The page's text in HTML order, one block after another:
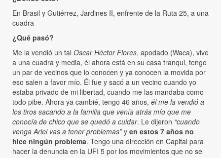
En Brasil y Gutiérrez, Jardines II, enfrente de la Ruta 25, a una
cuadra
¿Qué pasó?
Me la vendió un tal Oscar Héctor Flores, apodado (Waca), vive
a una cuadra y media, él ahora está en su casa tranqui, tengo
un par de vecinos que lo conocen y ya conocen la movida por
eso salen a favor mío. Él fue y sacó a un vecino cuando yo
estaba privado de mi libertad, cuando me las mandaba como
todo pibe. Ahora ya cambié, tengo 46 años, él me la vendió a
los tiros sacando a la familia que venía atrás mío que me
conocía de chico que se quedó a cuidar. Le dijeron “cuando
venga Ariel vas a tener problemas”y en estos 7 años no
hice ningún problema. Tengo una dirección en Capital para
hacer la denuncia en la UFI 5 por los movimientos que no se